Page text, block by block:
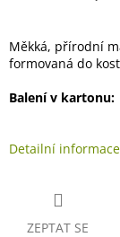
Měkká, přírodní
formovaná do
Balení v kartonu:
Detailní informace
ZEPTAT SE